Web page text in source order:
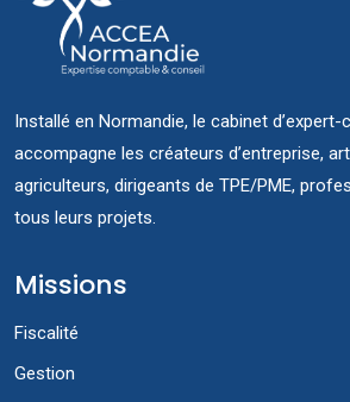
Installé en Normandie, le cabinet
accompagne les créateurs d’entreprise,
agriculteurs, dirigeants de TPE/PME,
tous leurs projets.
Missions
Fiscalité
Gestion